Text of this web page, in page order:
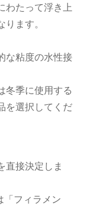
わたって浮き上
ます。
な粘度の水性接
冬季に使用する
を選択してくだ
直接決定しま
「フィラメン